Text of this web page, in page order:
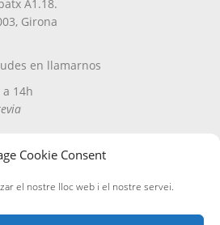
Cookie Consent
el nostre lloc web i el nostre servei.
A1.18.
Girona
en llamarnos
14h